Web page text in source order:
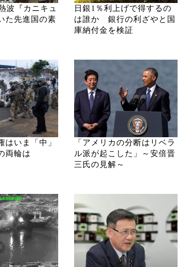
波『カニキュ
た先進国の素
日銀1％利上げで得するの
は誰か 銀行の利ざやと国
庫納付金を検証
はいま「中」
両輪は
「アメリカの分断はリベラ
ル派が起こした」～安倍晋
三氏の見解～